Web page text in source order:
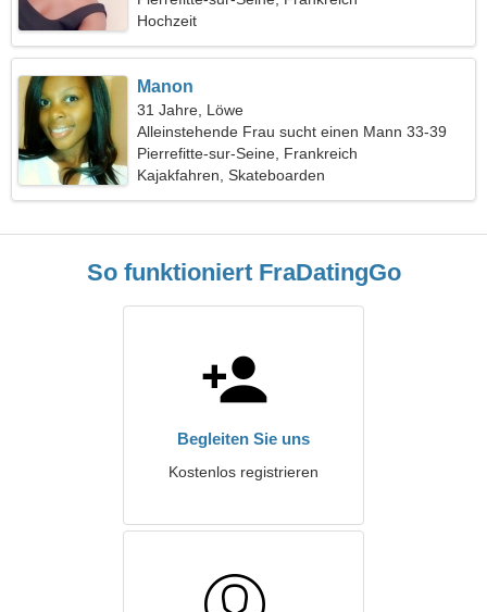
Hochzeit
Manon
31 Jahre, Löwe
Alleinstehende Frau sucht einen Mann 33-39
Pierrefitte-sur-Seine, Frankreich
Kajakfahren, Skateboarden
So funktioniert FraDatingGo
Begleiten Sie uns
Kostenlos registrieren